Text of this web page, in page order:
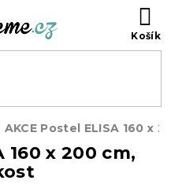
160 x 200 cm,